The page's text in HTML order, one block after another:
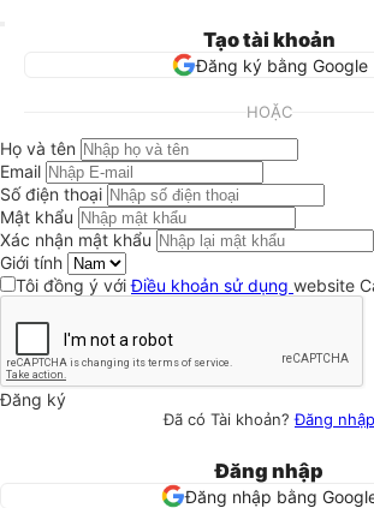
Tạo tài khoản
Đăng ký bằng Google
HOẶC
Họ và tên
Email
Số điện thoại
Mật khẩu
Xác nhận mật khẩu
Giới tính
Tôi đồng ý vớiĐiều khoản sử dụng website
Đăng ký
Đã có Tài khoản?Đăng nhập
Đăng nhập
Đăng nhập bằng